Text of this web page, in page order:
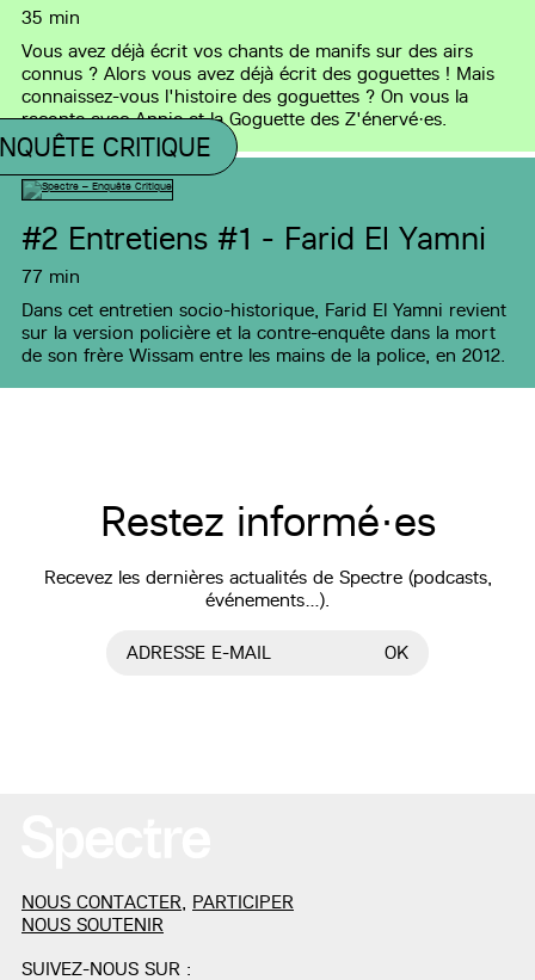
35 min
Vous avez déjà écrit vos chants de manifs sur des airs
connus ? Alors vous avez déjà écrit des goguettes ! Mais
connaissez-vous l'histoire des goguettes ? On vous la
raconte avec Annie et la Goguette des Z'énervé·es.
CRITIQUE
#2 Entretiens #1 - Farid El Yamni
77 min
Dans cet entretien socio-historique, Farid El Yamni revient
sur la version policière et la contre-enquête dans la mort
de son frère Wissam entre les mains de la police, en 2012.
Restez informé·es
Recevez les dernières actualités de Spectre (podcasts,
événements…).
ADRESSE E-MAIL OK
NOUS CONTACTER PARTICIPER
NOUS SOUTENIR
SUIVEZ-NOUS SUR :